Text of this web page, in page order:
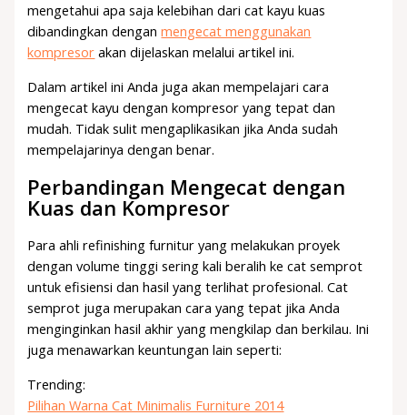
mengetahui apa saja kelebihan dari cat kayu kuas
dibandingkan denganmengecat menggunakan
kompresor akan dijelaskan melalui artikel ini.
Dalam artikel ini Anda juga akan mempelajari cara
mengecat kayu dengan kompresor yang tepat dan
mudah. Tidak sulit mengaplikasikan jika Anda sudah
mempelajarinya dengan benar.
Perbandingan Mengecat dengan
Kuas dan Kompresor
Para ahli refinishing furnitur yang melakukan proyek
dengan volume tinggi sering kali beralih ke cat semprot
untuk efisiensi dan hasil yang terlihat profesional. Cat
semprot juga merupakan cara yang tepat jika Anda
menginginkan hasil akhir yang mengkilap dan berkilau. Ini
juga menawarkan keuntungan lain seperti:
Trending:
Pilihan Warna Cat Minimalis Furniture 2014